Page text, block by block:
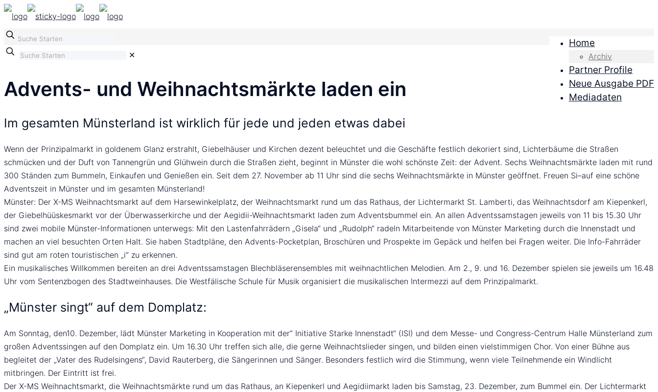
Home
Archiv
Partner Profile
Neue Ausgabe PDF
Mediadaten
✕
Advents- und Weihnachtsmärkte laden ein
Im gesamten Münsterland ist wirklich für jede und jeden etwas dabei
Wenn der Prinzipalmarkt in goldenem Glanz erstrahlt, Giebelhäuser und Kirchen dezent beleuchtet und die Geschäfte festlich dekoriert sind, Lichterbäume die Straßen
schmücken und der Duft von Tannengrün und Glühwein durch die Straßen zieht, beginnt in Münster die wohl schönste Zeit: der Advent. Sechs Weihnachtsmärkte laden mit rund
300 Ständen zum Bummeln, Einkaufen und Genießen ein. Seit dem 27. November ab 11 Uhr sind die sechs Weihnachtsmärkte in Münster geöffnet. Freuen Si–auf eine schöne
Adventszeit in Münster und im gesamten Münsterland!
Münster: Der X-MS Weihnachtsmarkt auf dem Harsewinkelplatz, der Weihnachtsmarkt rund um das Rathaus, der Lichtermarkt St. Lamberti, das Weihnachtsdorf am Kiepenkerl,
der Giebelhüüskesmarkt vor der Überwasserkirche und der Aegidii-Weihnachtsmarkt laden zum Adventsbummel ein. An allen Adventssamstagen jeweils von 11 bis 15.30 Uhr
sind zwei mobile Münster-Informationen unterwegs: Mit den Lastenfahrrädern „Gisela“ und „Rudolph“ radeln Mitarbeitende von Münster Marketing durch die Innenstadt und
machen an viel besuchten Orten Halt. Sie haben Stadtpläne, den Advents-Pocketplan, Broschüren und Prospekte im Gepäck und helfen bei Fragen weiter. Die Info-Fahrräder
sind gut am roten touristischen „i“ zu erkennen.
Ein musikalisches Willkommen bereiten an drei Adventssamstagen Blechbläserensembles mit weihnachtlichen Melodien. Am 2., 9. und 16. Dezember spielen sie jeweils um 16.48
Uhr vom Sentenzbogen des Stadtweinhauses. Die Westfälische Schule für Musik organisiert die musikalischen Intermezzi auf dem Prinzipalmarkt.
„Münster singt“ auf dem Domplatz:
Am Sonntag, den10. Dezember, lädt Münster Marketing in Kooperation mit der“ Initiative Starke Innenstadt“ (ISI) und dem Messe- und Congress-Centrum Halle Münsterland zum
großen Adventssingen auf den Domplatz ein. Um 16.30 Uhr treffen sich alle, die gerne Weihnachtslieder singen, und bilden einen vielstimmigen Chor. Von einer Bühne aus
begleitet der „Vater des Rudelsingens“, David Rauterberg, die Sängerinnen und Sänger. Besonders festlich wird die Stimmung, wenn viele Teilnehmende ein Windlicht
mitbringen. Der Eintritt ist frei.
Der X-MS Weihnachtsmarkt, die Weihnachtsmärkte rund um das Rathaus, an Kiepenkerl und Aegidiimarkt laden bis Samstag, 23. Dezember, zum Bummel ein. Der Lichtermarkt